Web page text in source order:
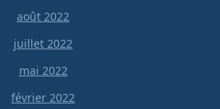
août 2022
juillet 2022
mai 2022
février 2022